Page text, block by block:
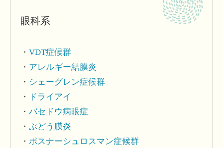
眼科系
VDT症候群
アレルギー結膜炎
シェーグレン症候群
ドライアイ
バセドウ病眼症
ぶどう膜炎
ポスナーシュロスマン症候群